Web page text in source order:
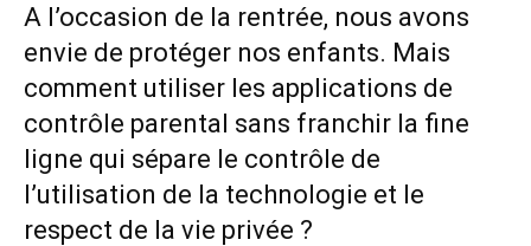
A l’occasion de la rentrée, nous avons
envie de protéger nos enfants. Mais
comment utiliser les applications de
contrôle parental sans franchir la fine
ligne qui sépare le contrôle de
l’utilisation de la technologie et le
respect de la vie privée ?